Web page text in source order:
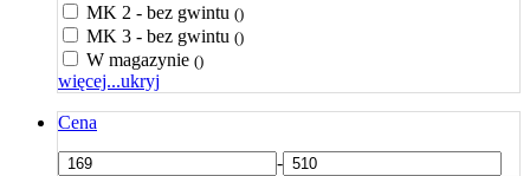
MK 2 - bez gwintu ()
MK 3 - bez gwintu ()
W magazynie ()
więcej...ukryj
Cena
-